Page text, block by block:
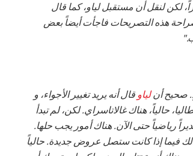
لكن لنقل أن مستقبل لياو، كما قال
هذه التصريحات فاجأت أيضاً بعض
صحيح أنلياو قال أنه يريد تغيير الأجواء، و
حالياً، هناك غالاتاسراي. لكن، لم تبدأ
رياضياً حتى الآن. هناك أمور يجب حلها.
فيما إذا كانت ستصل عروض جديدة. حالياً